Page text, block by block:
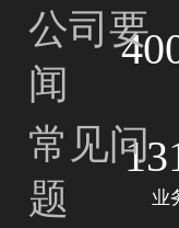
业
公司要
闻
常见问
题